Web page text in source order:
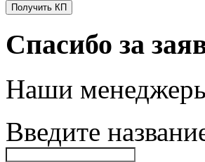
Получить КП
Спасибо за
Наши
Введите